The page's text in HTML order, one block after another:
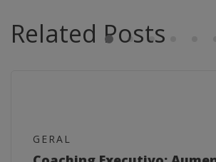
Related Posts
GERAL